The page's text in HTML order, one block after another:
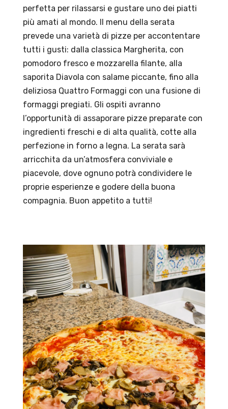
perfetta per rilassarsi e gustare uno dei piatti
più amati al mondo. Il menu della serata
prevede una varietà di pizze per accontentare
tutti i gusti: dalla classica Margherita, con
pomodoro fresco e mozzarella filante, alla
saporita Diavola con salame piccante, fino alla
deliziosa Quattro Formaggi con una fusione di
formaggi pregiati. Gli ospiti avranno
l’opportunità di assaporare pizze preparate con
ingredienti freschi e di alta qualità, cotte alla
perfezione in forno a legna. La serata sarà
arricchita da un’atmosfera conviviale e
piacevole, dove ognuno potrà condividere le
proprie esperienze e godere della buona
compagnia. Buon appetito a tutti!